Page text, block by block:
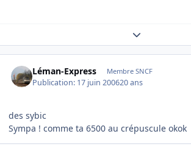
Expand topic
Léman-Express Membre SNCF
Publication: 17 juin 200620 ans
des sybic
Sympa ! comme ta 6500 au crépuscule okok